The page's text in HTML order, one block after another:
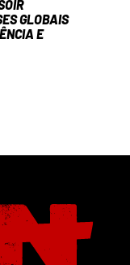
GLOBAIS
E